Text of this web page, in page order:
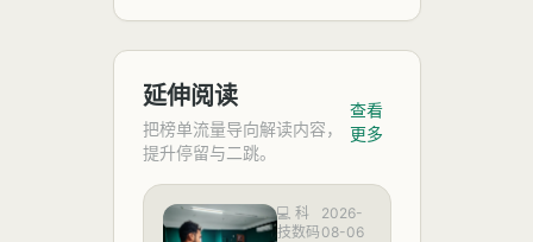
“消失”的罕见
影像
延伸阅读
把榜单流量导向解读内容，
提升停留与二跳。
查看
更多
💻 科
技数码
2026-
08-06